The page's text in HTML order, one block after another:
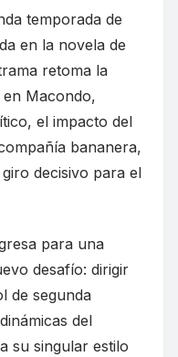
temporada de
en la novela de
retoma la
en Macondo,
el impacto del
bananera,
decisivo para el
para una
desafío: dirigir
de segunda
del
su singular estilo